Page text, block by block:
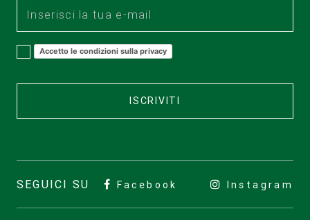
Accetto le condizioni sulla privacy
ISCRIVITI
SEGUICI SU Facebook Instagram